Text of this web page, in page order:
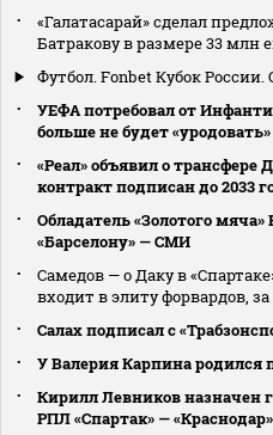
«Галатасарай» сделал
Батракову в размере 33 млн
Футбол. Fonbet Кубок России.
УЕФА потребовал от
больше не будет
«Реал» объявил о трансфере
контракт подписан до 2033
Обладатель «Золотого
«Барселону» — СМИ
Самедов — о Даку в
входит в элиту форвардов,
Салах подписал с
У Валерия Карпина
Кирилл Левников назначен
РПЛ «Спартак» — «Краснодар»